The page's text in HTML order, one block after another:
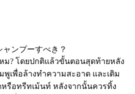
ンプーすべき？
ม? โดยปกติแล้วขั้นตอนสุดท้ายหลัง
เพื่อล้างทำความสะอาด และเติม
รือทรีทเม้นท์ หลังจากนั้นควรทิ้ง